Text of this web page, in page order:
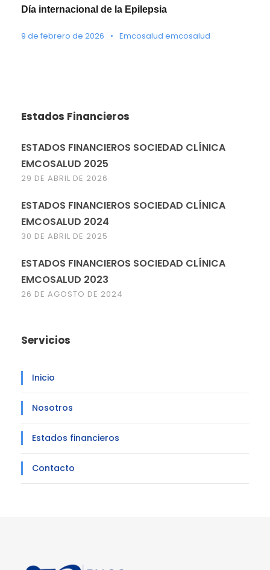
Día internacional de la Epilepsia
9 de febrero de 2026 • Emcosalud emcosalud
Estados Financieros
ESTADOS FINANCIEROS SOCIEDAD CLÍNICA
EMCOSALUD 2025
29 DE ABRIL DE 2026
ESTADOS FINANCIEROS SOCIEDAD CLÍNICA
EMCOSALUD 2024
30 DE ABRIL DE 2025
ESTADOS FINANCIEROS SOCIEDAD CLÍNICA
EMCOSALUD 2023
26 DE AGOSTO DE 2024
Servicios
Inicio
Nosotros
Estados financieros
Contacto